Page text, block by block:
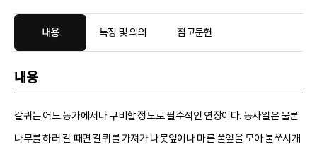
내용 특징 및 의의 참고문헌
내용
갈퀴는 어느 농가에서나 구비할 정도로 필수적인 연장이다. 농사일은 물론
나무를 하러 갈 때면 갈퀴를 가져가 나뭇잎이나 마른 풀잎을 모아 불쏘시개